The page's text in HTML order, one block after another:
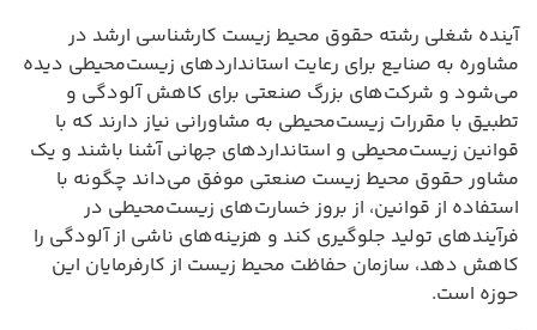
آینده شغلی رشته حقوق محیط زیست کارشناسی ارشد در
مشاوره به صنایع برای رعایت استانداردهای زیست‌محیطی دیده
می‌شود و شرکت‌های بزرگ صنعتی برای کاهش آلودگی و
تطبیق با مقررات زیست‌محیطی به مشاورانی نیاز دارند که با
قوانین زیست‌محیطی و استانداردهای جهانی آشنا باشند و یک
مشاور حقوق محیط زیست صنعتی موفق می‌داند چگونه با
استفاده از قوانین، از بروز خسارت‌های زیست‌محیطی در
فرآیندهای تولید جلوگیری کند و هزینه‌های ناشی از آلودگی را
کاهش دهد، سازمان حفاظت محیط زیست از کارفرمایان این
حوزه است.